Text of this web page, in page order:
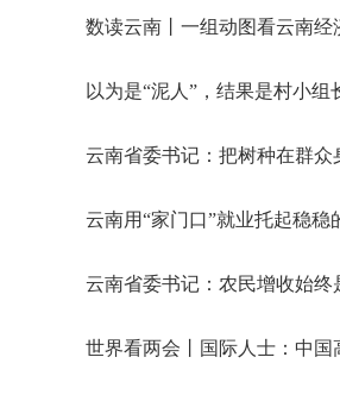
数读云南丨一组动图看云南经
以为是“泥人”，结果是村小组
云南省委书记：把树种在群众
云南用“家门口”就业托起稳稳
云南省委书记：农民增收始终
世界看两会丨国际人士：中